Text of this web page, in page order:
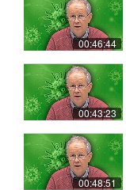
00:46:44
00:43:23
00:48:51